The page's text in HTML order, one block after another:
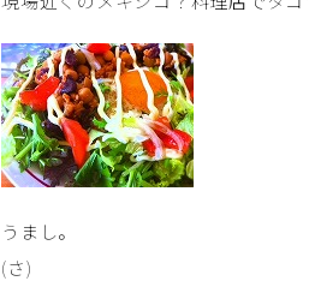
うまし。
(さ)